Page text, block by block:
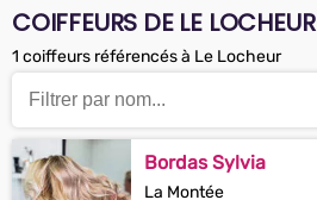
COIFFEURS DE LE LOCHEUR
1 coiffeurs référencés à Le Locheur
Bordas Sylvia
La Montée